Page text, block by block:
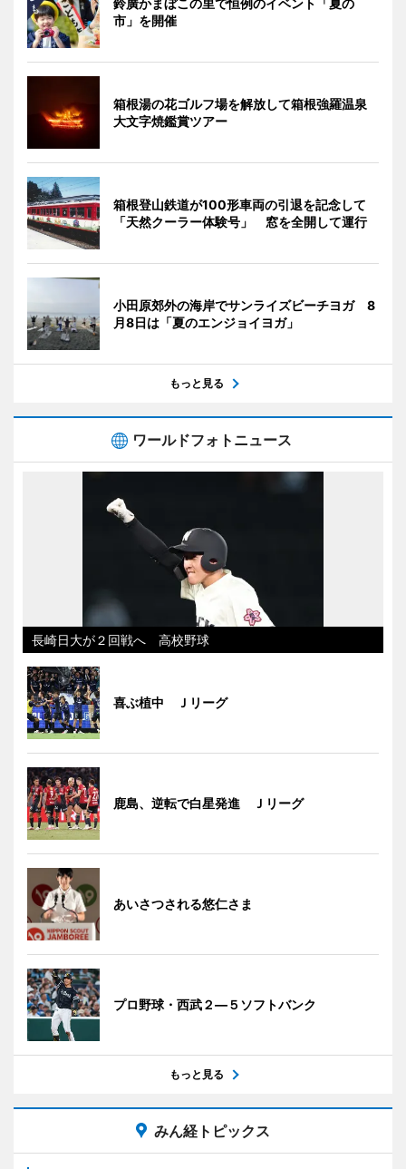
鈴廣かまぼこの里で恒例のイベント「夏の
市」を開催
箱根湯の花ゴルフ場を解放して箱根強羅温泉
大文字焼鑑賞ツアー
箱根登山鉄道が100形車両の引退を記念して
「天然クーラー体験号」 窓を全開して運行
小田原郊外の海岸でサンライズビーチヨガ 8
月8日は「夏のエンジョイヨガ」
もっと見る
ワールドフォトニュース
長崎日大が２回戦へ 高校野球
喜ぶ植中 Ｊリーグ
鹿島、逆転で白星発進 Ｊリーグ
あいさつされる悠仁さま
プロ野球・西武２―５ソフトバンク
もっと見る
みん経トピックス